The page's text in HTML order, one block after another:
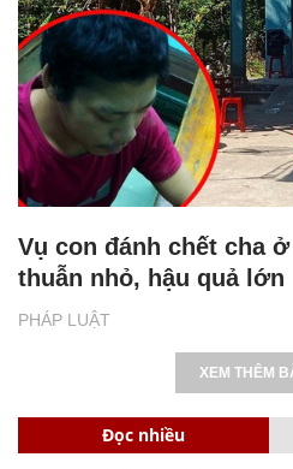
PHÁP LUẬT
Vụ con đánh chết cha
thuẫn nhỏ, hậu quả lớn
XEM THÊM
Đọc nhiều